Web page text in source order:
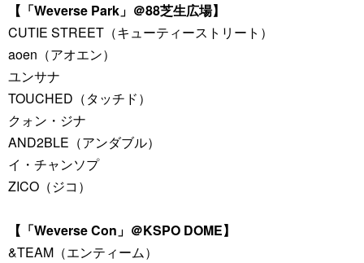
【「Weverse Park」＠88芝生広場】
CUTIE STREET（キューティーストリート）
aoen（アオエン）
ユンサナ
TOUCHED（タッチド）
クォン・ジナ
AND2BLE（アンダブル）
イ・チャンソプ
ZICO（ジコ）
【「Weverse Con」＠KSPO DOME】
&TEAM（エンティーム）